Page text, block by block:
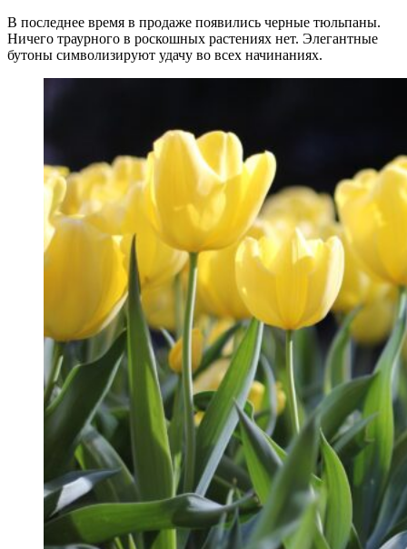
В последнее время в продаже появились черные тюльпаны.
Ничего траурного в роскошных растениях нет. Элегантные
бутоны символизируют удачу во всех начинаниях.